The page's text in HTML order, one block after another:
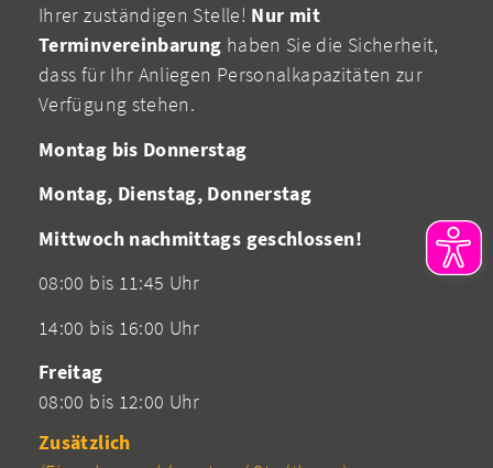
Ihrer zuständigen Stelle! Nur mit
Terminvereinbarung haben Sie die Sicherheit,
dass für Ihr Anliegen Personalkapazitäten zur
Verfügung stehen.
Montag bis Donnerstag
Montag, Dienstag, Donnerstag
Mittwoch nachmittags geschlossen!
08:00 bis 11:45 Uhr
14:00 bis 16:00 Uhr
Freitag
08:00 bis 12:00 Uhr
Zusätzlich